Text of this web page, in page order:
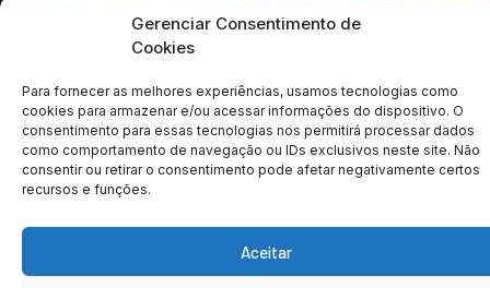
Gerenciar Consentimento de
Cookies
Para fornecer as melhores experiências, usamos tecnologias como
cookies para armazenar e/ou acessar informações do dispositivo. O
consentimento para essas tecnologias nos permitirá processar dados
como comportamento de navegação ou IDs exclusivos neste site. Não
consentir ou retirar o consentimento pode afetar negativamente certos
recursos e funções.
Aceitar
Copyright © 2024 | Metalurgica Fundimetal | Todos os Direitos
Reservados
Politicas de privacidade